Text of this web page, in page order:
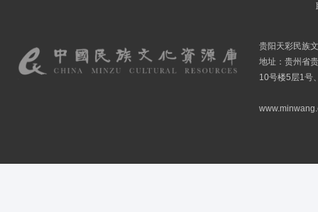
贵阳天彩民族
地址：贵州省
10号楼5层1号